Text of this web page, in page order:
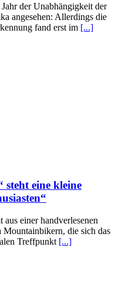
der Unabhängigkeit der
angesehen: Allerdings die
fand erst im [...]
eine kleine
einer handverlesenen
Mountainbikern, die sich das
Treffpunkt [...]